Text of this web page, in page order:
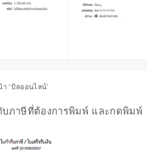
‘บิลออนไลน์’
บภาษีที่ต้องการพิมพ์ และกดพิมพ์